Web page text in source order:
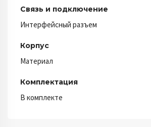
Связь и подключение
Интерфейсный разъем
Корпус
Материал
Комплектация
В комплекте